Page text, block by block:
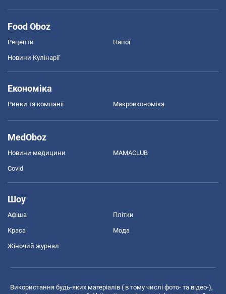
Food Oboz
Рецепти Напої
Новини Кулінарії
Економіка
Ринки та компанії Макроекономіка
MedOboz
Новини медицини MAMACLUB
Covid
Шоу
Афіша Плітки
Краса Мода
Жіночий журнал
Використання будь-яких матеріалів ( в тому числі фото- та відео-),